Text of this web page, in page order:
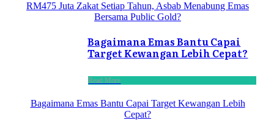
RM475 Juta Zakat Setiap Tahun, Asbab Menabung Emas
Bersama Public Gold?
Bagaimana Emas Bantu Capai
Target Kewangan Lebih Cepat?
Read More
Bagaimana Emas Bantu Capai Target Kewangan Lebih
Cepat?